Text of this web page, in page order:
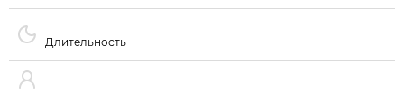
Длительность